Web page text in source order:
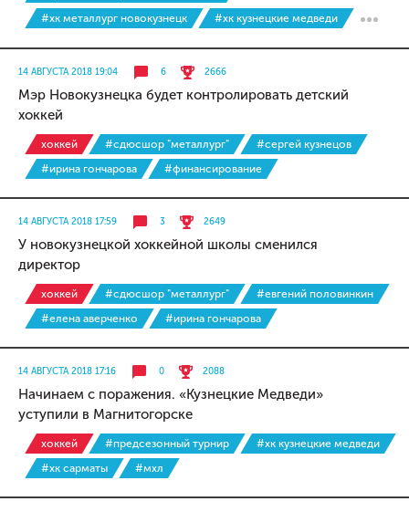
#хк металлург новокузнецк
#хк кузнецкие медведи
14 АВГУСТА 2018 19:04 6 2666
Мэр Новокузнецка будет контролировать детский
хоккей
хоккей #сдюсшор "металлург"
#сергей кузнецов
#ирина гончарова
#финансирование
14 АВГУСТА 2018 17:59 3 2649
У новокузнецкой хоккейной школы сменился
директор
хоккей #сдюсшор "металлург"
#евгений половинкин
#елена аверченко
#ирина гончарова
14 АВГУСТА 2018 17:16 0 2088
Начинаем с поражения. «Кузнецкие Медведи»
уступили в Магнитогорске
хоккей #предсезонный турнир
#хк кузнецкие медведи
#хк сарматы
#мхл